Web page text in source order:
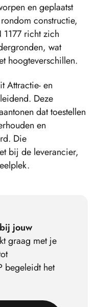
en geplaatst
constructie,
1177 richt zich
wat
hoogteverschillen.
Attractie- en
Deze
dat toestellen
en
Die
bij de leverancier,
jouw
graag met je
begeleidt het